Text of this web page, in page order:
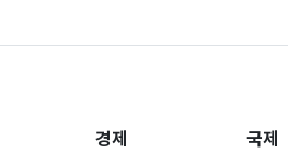
경제 국제